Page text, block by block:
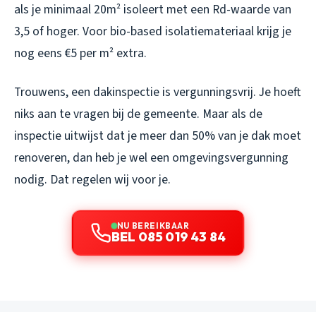
als je minimaal 20m² isoleert met een Rd-waarde van
3,5 of hoger. Voor bio-based isolatiemateriaal krijg je
nog eens €5 per m² extra.
Trouwens, een dakinspectie is vergunningsvrij. Je hoeft
niks aan te vragen bij de gemeente. Maar als de
inspectie uitwijst dat je meer dan 50% van je dak moet
renoveren, dan heb je wel een omgevingsvergunning
nodig. Dat regelen wij voor je.
NU BEREIKBAAR
BEL 085 019 43 84